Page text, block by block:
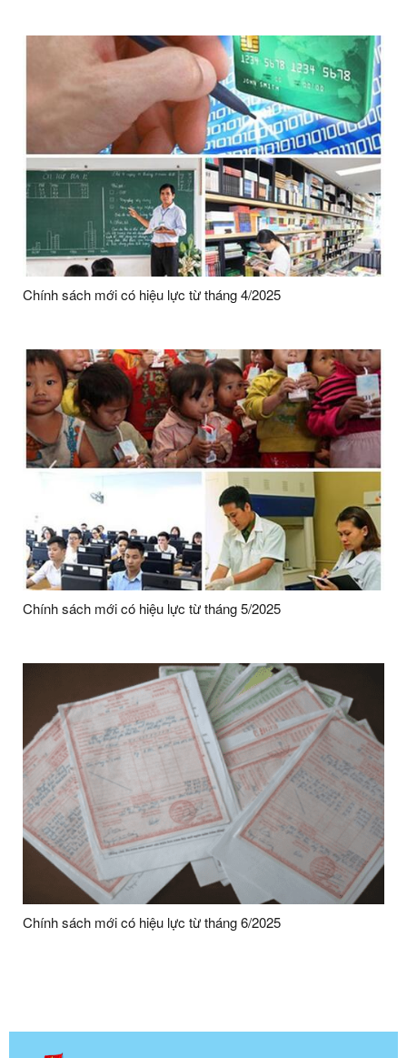
Chính sách mới có hiệu lực từ tháng 4/2025
Chính sách mới có hiệu lực từ tháng 5/2025
Chính sách mới có hiệu lực từ tháng 6/2025